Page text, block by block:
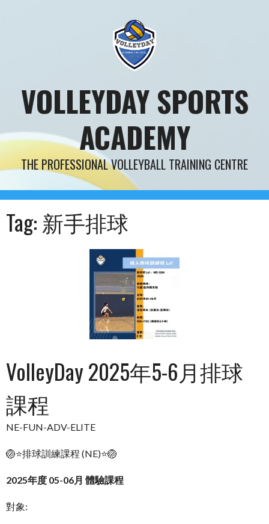
VOLLEYDAY SPORTS
ACADEMY
THE PROFESSIONAL VOLLEYBALL TRAINING CENTRE
Tag: 新手排球
VolleyDay 2025年5-6月排球
課程
NE-FUN-ADV-ELITE
🏐⭐排球訓練課程 (NE)⭐🏐
2025年度 05-06月 體驗課程
對象: